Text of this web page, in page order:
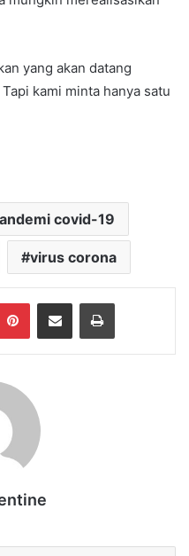
yang akan datang
kami minta hanya satu
covid-19
virus corona
PinterestShare via Email Print